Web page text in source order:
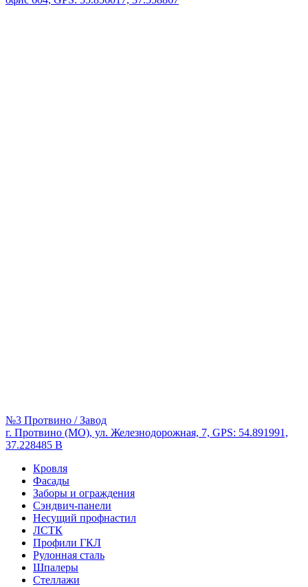
№3 Протвино / Завод
г. Протвино (МО), ул. Железнодорожная, 7, GPS: 54.891991,
37.228485 В
Кровля
Фасады
Заборы и ограждения
Сэндвич-панели
Несущий профнастил
ЛСТК
Профили ГКЛ
Рулонная сталь
Шпалеры
Стеллажи